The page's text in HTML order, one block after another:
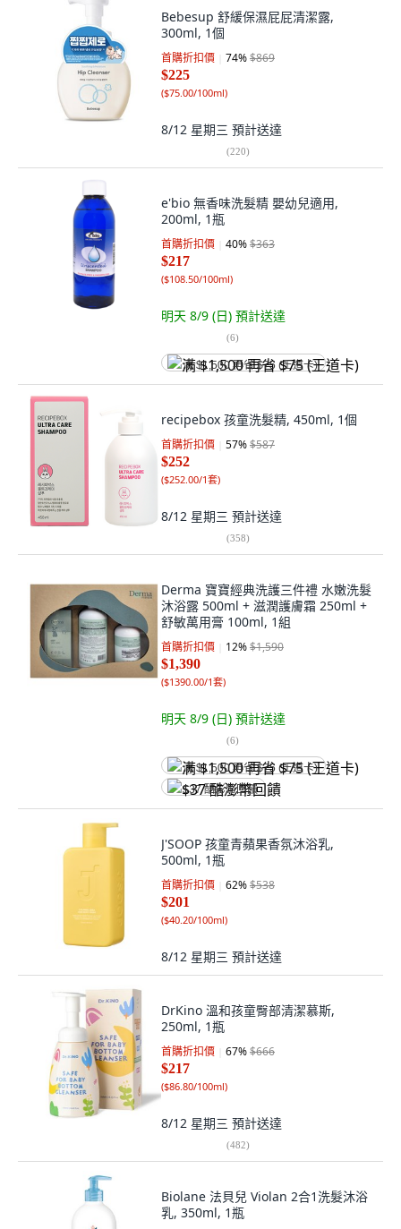
Bebesup 舒緩保濕屁屁清潔露,
300ml, 1個
首購折扣價 74%$869
$225
($75.00/100ml)
8/12 星期三 預計送達
(220)
e'bio 無香味洗髮精 嬰幼兒適用,
200ml, 1瓶
首購折扣價 40%$363
$217
($108.50/100ml)
明天 8/9 (日) 預計送達
(6)
满 $1,500 再省 $75 (王道卡)
recipebox 孩童洗髮精, 450ml, 1個
首購折扣價 57%$587
$252
($252.00/1套)
8/12 星期三 預計送達
(358)
Derma 寶寶經典洗護三件禮 水嫩洗髮
沐浴露 500ml + 滋潤護膚霜 250ml +
舒敏萬用膏 100ml, 1組
首購折扣價 12%$1,590
$1,390
($1390.00/1套)
明天 8/9 (日) 預計送達
(6)
满 $1,500 再省 $75 (王道卡)
$37 酷澎幣回饋
J'SOOP 孩童青蘋果香氛沐浴乳,
500ml, 1瓶
首購折扣價 62%$538
$201
($40.20/100ml)
8/12 星期三 預計送達
DrKino 溫和孩童臀部清潔慕斯,
250ml, 1瓶
首購折扣價 67%$666
$217
($86.80/100ml)
8/12 星期三 預計送達
(482)
Biolane 法貝兒 Violan 2合1洗髮沐浴
乳, 350ml, 1瓶